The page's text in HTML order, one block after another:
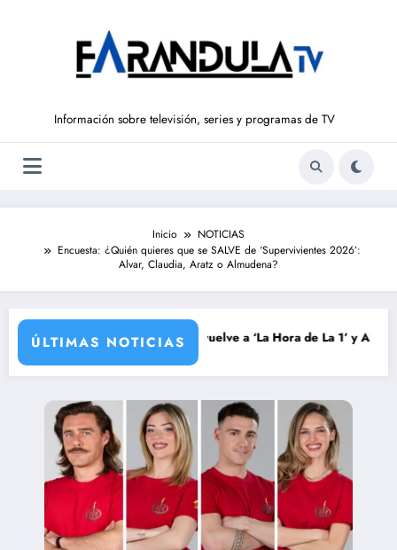
Información sobre televisión, series y programas de TV
Inicio
NOTICIAS
Encuesta: ¿Quién quieres que se SALVE de ‘Supervivientes 2026’:
Alvar, Claudia, Aratz o Almudena?
ÚLTIMAS NOTICIAS
nueva temporada
Silvia Intxaurrondo vuelve a ‘La Hora de La 1’ y Aida Bao da el